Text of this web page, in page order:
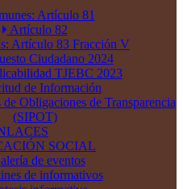
Artículo 81
Artículo 82
Artículo 83 Fracción V
Ciudadano 2024
TJEBC 2023
de Información
de Obligaciones de Transparencia
(SIPOT)
SOCIAL
de eventos
de informativos